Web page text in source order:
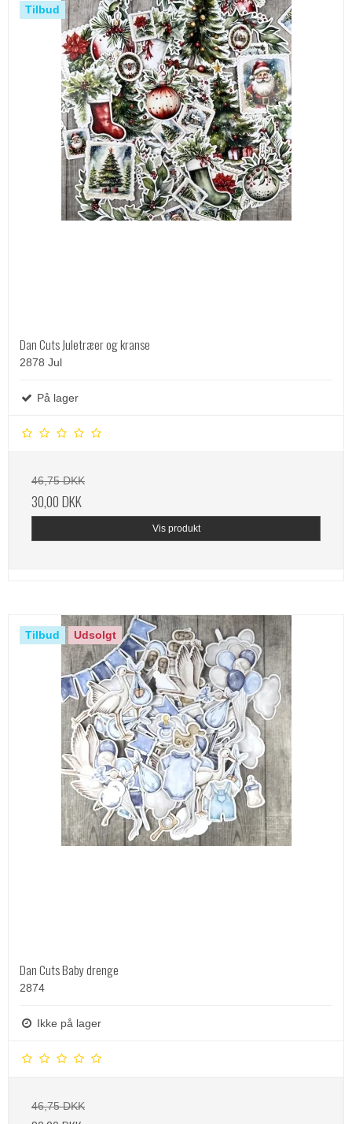
Tilbud
Dan Cuts Juletræer og kranse
2878 Jul
På lager
46,75 DKK
30,00 DKK
Vis produkt
Tilbud Udsolgt
Dan Cuts Baby drenge
2874
Ikke på lager
46,75 DKK